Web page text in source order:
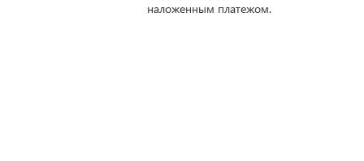
наложенным платежом.